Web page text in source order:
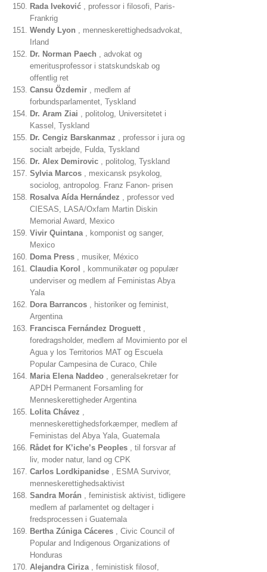
Rada Iveković , professor i filosofi, Paris-
Frankrig
Wendy Lyon , menneskerettighedsadvokat,
Irland
Dr. Norman Paech , advokat og
emeritusprofessor i statskundskab og
offentlig ret
Cansu Özdemir , medlem af
forbundsparlamentet, Tyskland
Dr. Aram Ziai , politolog, Universitetet i
Kassel, Tyskland
Dr. Cengiz Barskanmaz , professor i jura og
socialt arbejde, Fulda, Tyskland
Dr. Alex Demirovic , politolog, Tyskland
Sylvia Marcos , mexicansk psykolog,
sociolog, antropolog. Franz Fanon- prisen
Rosalva Aída Hernández , professor ved
CIESAS, LASA/Oxfam Martin Diskin
Memorial Award, Mexico
Vivir Quintana, komponist og sanger,
Mexico
Doma Press , musiker, México
Claudia Korol , kommunikatør og populær
underviser og medlem af Feministas Abya
Yala
Dora Barrancos , historiker og feminist,
Argentina
Francisca Fernández Droguett ,
foredragsholder, medlem af Movimiento por el
Agua y los Territorios MAT og Escuela
Popular Campesina de Curaco, Chile
Maria Elena Naddeo , generalsekretær for
APDH Permanent Forsamling for
Menneskerettigheder Argentina
Lolita Chávez ,
menneskerettighedsforkæmper, medlem af
Feministas del Abya Yala, Guatemala
Rådet for K’iche’s Peoples , til forsvar af
liv, moder natur, land og CPK
Carlos Lordkipanidse , ESMA Survivor,
menneskerettighedsaktivist
Sandra Morán , feministisk aktivist, tidligere
medlem af parlamentet og deltager i
fredsprocessen i Guatemala
Bertha Zúniga Cáceres , Civic Council of
Popular and Indigenous Organizations of
Honduras
Alejandra Ciriza, feministisk filosof,